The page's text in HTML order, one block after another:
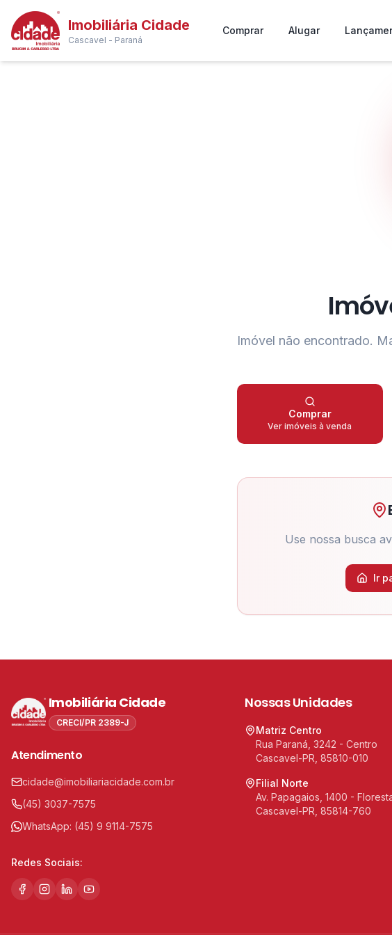
Imobiliária Cidade
Cascavel - Paraná
Comprar Alugar
Imóvel não encontrado.
Comprar
Ver imóveis à venda
Use nossa busca
Ir
Imobiliária Cidade
CRECI/PR 2389-J
Atendimento
cidade@imobiliariacidade.com.br
(45) 3037-7575
WhatsApp: (45) 9 9114-7575
Redes Sociais:
Nossas Unidades
Matriz Centro
Rua Paraná, 3242 - Centro
Cascavel-PR, 85810-010
Filial Norte
Av. Papagaios, 1400 -
Cascavel-PR, 85814-760